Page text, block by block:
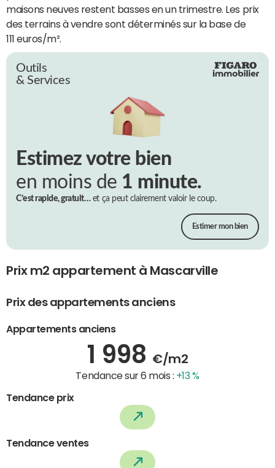
maisons neuves restent basses en un trimestre. Les prix
des terrains à vendre sont déterminés sur la base de
111 euros/m².
Outils
& Services
Estimez votre bien
en moins de 1 minute.
C’est rapide, gratuit…et ça peut clairement valoir le coup.
Estimer mon bien
Prix m2 appartement à Mascarville
Prix des appartements anciens
Appartements anciens
1 998 €/m2
Tendance sur 6 mois : +13 %
Tendance prix
Tendance ventes